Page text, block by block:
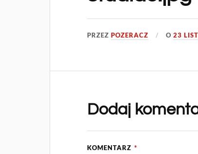
PRZEZPOZERACZ O23
Dodaj
KOMENTARZ *